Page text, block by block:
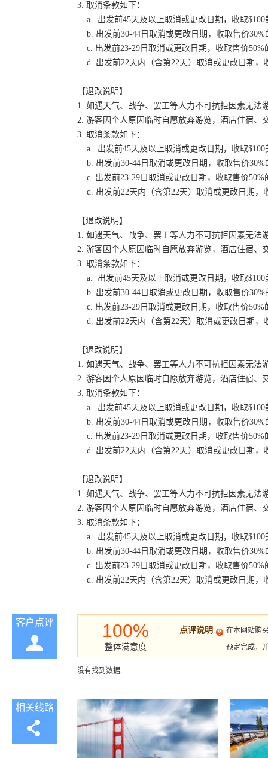
3. 取消条款如下：
a. 出发前45天及以上取消或更改日期，收取$100
b. 出发前30-44日取消或更改日期，收取售价30%
c. 出发前23-29日取消或更改日期，收取售价50%
d. 出发前22天内（含第22天）取消或更改日期，
【退改说明】
1. 如遇天气、战争、罢工等人力不可抗拒因素无
2. 游客因个人原因临时自愿放弃游览，酒店住宿、
3. 取消条款如下：
a. 出发前45天及以上取消或更改日期，收取$100
b. 出发前30-44日取消或更改日期，收取售价30%
c. 出发前23-29日取消或更改日期，收取售价50%
d. 出发前22天内（含第22天）取消或更改日期，
【退改说明】
1. 如遇天气、战争、罢工等人力不可抗拒因素无
2. 游客因个人原因临时自愿放弃游览，酒店住宿、
3. 取消条款如下：
a. 出发前45天及以上取消或更改日期，收取$100
b. 出发前30-44日取消或更改日期，收取售价30%
c. 出发前23-29日取消或更改日期，收取售价50%
d. 出发前22天内（含第22天）取消或更改日期，
【退改说明】
1. 如遇天气、战争、罢工等人力不可抗拒因素无
2. 游客因个人原因临时自愿放弃游览，酒店住宿、
3. 取消条款如下：
a. 出发前45天及以上取消或更改日期，收取$100
b. 出发前30-44日取消或更改日期，收取售价30%
c. 出发前23-29日取消或更改日期，收取售价50%
d. 出发前22天内（含第22天）取消或更改日期，
【退改说明】
1. 如遇天气、战争、罢工等人力不可抗拒因素无
2. 游客因个人原因临时自愿放弃游览，酒店住宿、
3. 取消条款如下：
a. 出发前45天及以上取消或更改日期，收取$100
b. 出发前30-44日取消或更改日期，收取售价30%
c. 出发前23-29日取消或更改日期，收取售价50%
d. 出发前22天内（含第22天）取消或更改日期，
客户点评 100%
整体满意度
点评说明
在本网站购
预定完成，
没有找到数据.
相关线路